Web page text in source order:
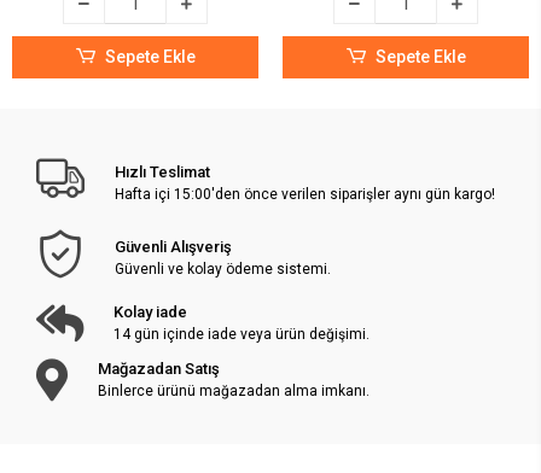
Sepete Ekle Sepete Ekle
Hızlı Teslimat
Hafta içi 15:00'den önce verilen siparişler aynı gün kargo!
Güvenli Alışveriş
Güvenli ve kolay ödeme sistemi.
Kolay iade
14 gün içinde iade veya ürün değişimi.
Mağazadan Satış
Binlerce ürünü mağazadan alma imkanı.